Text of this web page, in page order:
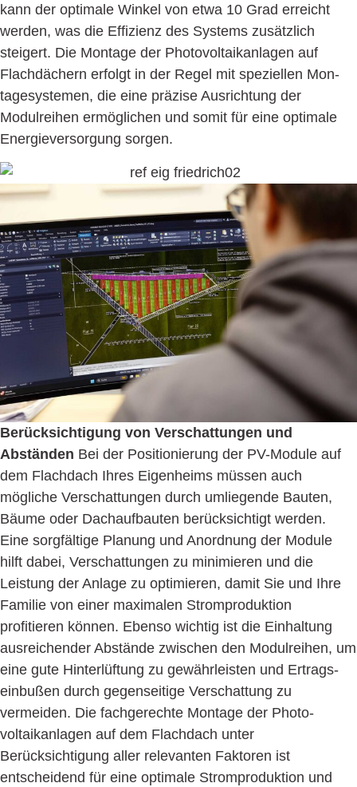
kann der optimale Winkel von etwa 10 Grad erreicht
werden, was die Effizienz des Systems zusätzlich
steigert. Die Montage der Photovoltaikanlagen auf
Flachdächern erfolgt in der Regel mit speziellen Mon­
tage­systemen, die eine präzise Aus­richtung der
Modulreihen ermöglichen und somit für eine optimale
Energie­versorgung sorgen.
Berücksichtigung von Verschattungen und
Abständen Bei der Positionierung der PV-Module auf
dem Flachdach Ihres Eigenheims müssen auch
mögliche Verschattungen durch umliegende Bauten,
Bäume oder Dachaufbauten berücksichtigt werden.
Eine sorgfältige Planung und Anordnung der Module
hilft dabei, Verschattungen zu minimieren und die
Leistung der Anlage zu optimieren, damit Sie und Ihre
Familie von einer maximalen Stromproduktion
profitieren können. Ebenso wichtig ist die Ein­haltung
ausreichender Abstände zwischen den Modulreihen, um
eine gute Hinter­lüftung zu gewährleisten und Ertrags­
einbußen durch gegen­seitige Ver­schattung zu
vermeiden. Die fachgerechte Montage der Photo­
voltaikanlagen auf dem Flachdach unter
Berücksichtigung aller relevanten Faktoren ist
entscheidend für eine optimale Stromproduktion und